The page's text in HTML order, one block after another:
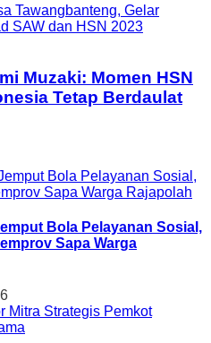
Muzaki: Momen HSN
Tetap Berdaulat
Bola Pelayanan Sosial,
Sapa Warga